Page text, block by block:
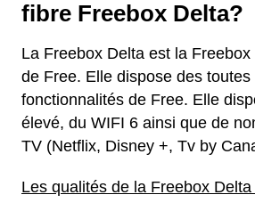
fibre Freebox Delta?
La Freebox Delta est la
de Free. Elle dispose des
fonctionnalités de Free. Elle
élevé, du WIFI 6 ainsi que de
TV (Netflix, Disney +, Tv by
Les qualités de la Freebox Delta